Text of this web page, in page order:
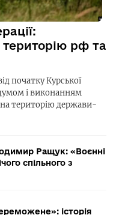
рф та
початку Курської
і виконанням
на територію держави-
Ращук: «Воєнні
спільного з
історія